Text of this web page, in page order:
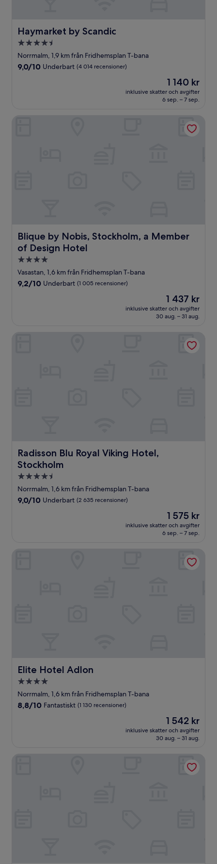
Haymarket by Scandic
Haymarket by Scandic
4.5-
stjärnigt
boende
Norrmalm, 1,9 km från Fridhemsplan T-bana
9.0
9,0/10 Underbart (4 014 recensioner)
Priset
är
1 140 kr
1 140 kr
inklusive skatter och avgifter
6 sep. – 7 sep.
Blique by Nobis, Stockholm, a Member
of Design Hotel
Blique by Nobis, Stockholm, a Member of Design Hotel
4.0-
stjärnigt
boende
Vasastan, 1,6 km från Fridhemsplan T-bana
9.2
9,2/10 Underbart (1 005 recensioner)
Priset
är
1 437 kr
1 437 kr
inklusive skatter och avgifter
30 aug. – 31 aug.
Blique by Nobis, Stockholm, a Member of Design Hotel
Radisson Blu Royal Viking Hotel,
Stockholm
Radisson Blu Royal Viking Hotel, Stockholm
4.5-
stjärnigt
boende
Norrmalm, 1,6 km från Fridhemsplan T-bana
9.0
9,0/10 Underbart (2 635 recensioner)
Priset
är
1 575 kr
1 575 kr
inklusive skatter och avgifter
6 sep. – 7 sep.
Elite Hotel Adlon
Elite Hotel Adlon
4.0-
stjärnigt
boende
Norrmalm, 1,6 km från Fridhemsplan T-bana
8.8
8,8/10 Fantastiskt (1 130 recensioner)
Priset
är
1 542 kr
1 542 kr
inklusive skatter och avgifter
30 aug. – 31 aug.